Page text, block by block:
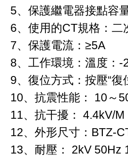
5、保護繼電器接點容
6、使用的CT規格：二
7、保護電流：≥5A
8、工作環境：溫度
9、復位方式：按壓“復
10、抗震性能： 10～
11、抗干擾： 4.4kV/M
12、外形尺寸：BTZ-
13、耐壓： 2kV 50Hz